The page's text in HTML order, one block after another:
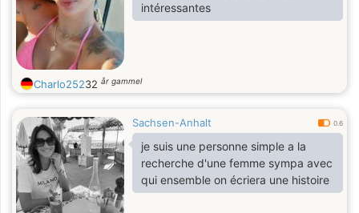
intéressantes
Charlo25232 år gammel
Sachsen-Anhalt 0.6
je suis une personne simple a la
recherche d'une femme sympa avec
qui ensemble on écriera une histoire